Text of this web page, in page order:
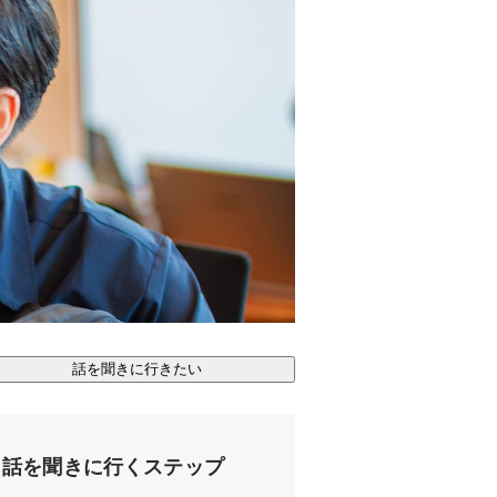
話を聞きに行きたい
話を聞きに行くステップ